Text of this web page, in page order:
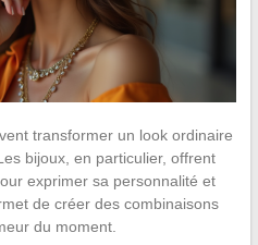
transformer un look ordinaire
bijoux, en particulier, offrent
exprimer sa personnalité et
de créer des combinaisons
du moment.